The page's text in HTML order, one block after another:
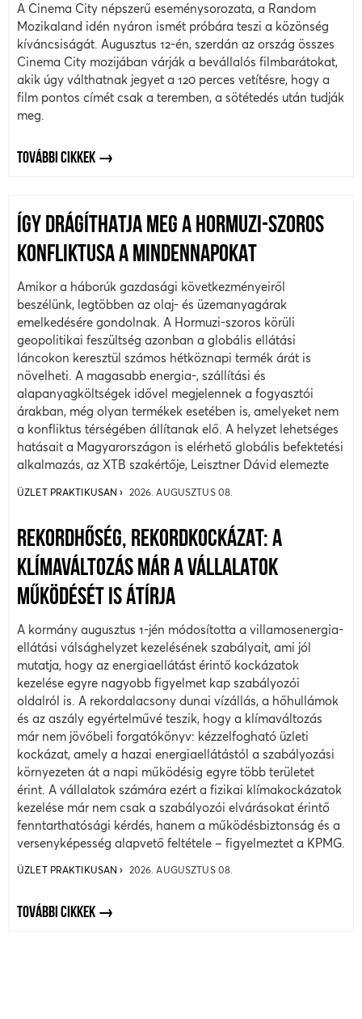
A Cinema City népszerű eseménysorozata, a Random
Mozikaland idén nyáron ismét próbára teszi a közönség
kíváncsiságát. Augusztus 12-én, szerdán az ország összes
Cinema City mozijában várják a bevállalós filmbarátokat,
akik úgy válthatnak jegyet a 120 perces vetítésre, hogy a
film pontos címét csak a teremben, a sötétedés után tudják
meg.
TOVÁBBI CIKKEK
ÍGY DRÁGÍTHATJA MEG A HORMUZI-SZOROS
KONFLIKTUSA A MINDENNAPOKAT
Amikor a háborúk gazdasági következményeiről
beszélünk, legtöbben az olaj- és üzemanyagárak
emelkedésére gondolnak. A Hormuzi-szoros körüli
geopolitikai feszültség azonban a globális ellátási
láncokon keresztül számos hétköznapi termék árát is
növelheti. A magasabb energia-, szállítási és
alapanyagköltségek idővel megjelennek a fogyasztói
árakban, még olyan termékek esetében is, amelyeket nem
a konfliktus térségében állítanak elő. A helyzet lehetséges
hatásait a Magyarországon is elérhető globális befektetési
alkalmazás, az XTB szakértője, Leisztner Dávid elemezte
ÜZLET PRAKTIKUSAN 2026. AUGUSZTUS 08.
REKORDHŐSÉG, REKORDKOCKÁZAT: A
KLÍMAVÁLTOZÁS MÁR A VÁLLALATOK
MŰKÖDÉSÉT IS ÁTÍRJA
A kormány augusztus 1-jén módosította a villamosenergia-
ellátási válsághelyzet kezelésének szabályait, ami jól
mutatja, hogy az energiaellátást érintő kockázatok
kezelése egyre nagyobb figyelmet kap szabályozói
oldalról is. A rekordalacsony dunai vízállás, a hőhullámok
és az aszály egyértelművé teszik, hogy a klímaváltozás
már nem jövőbeli forgatókönyv: kézzelfogható üzleti
kockázat, amely a hazai energiaellátástól a szabályozási
környezeten át a napi működésig egyre több területet
érint. A vállalatok számára ezért a fizikai klímakockázatok
kezelése már nem csak a szabályozói elvárásokat érintő
fenntarthatósági kérdés, hanem a működésbiztonság és a
versenyképesség alapvető feltétele – figyelmeztet a KPMG.
ÜZLET PRAKTIKUSAN 2026. AUGUSZTUS 08.
TOVÁBBI CIKKEK